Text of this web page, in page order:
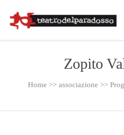
Zopito
Home >> associazione >>